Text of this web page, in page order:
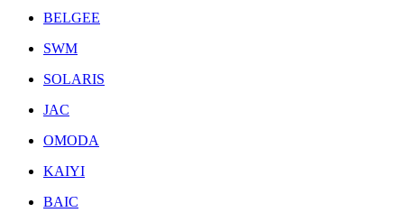
BELGEE
SWM
SOLARIS
JAC
OMODA
KAIYI
BAIC